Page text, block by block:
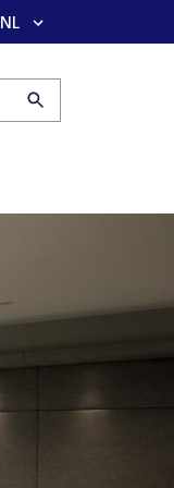
Taal selectie
NL